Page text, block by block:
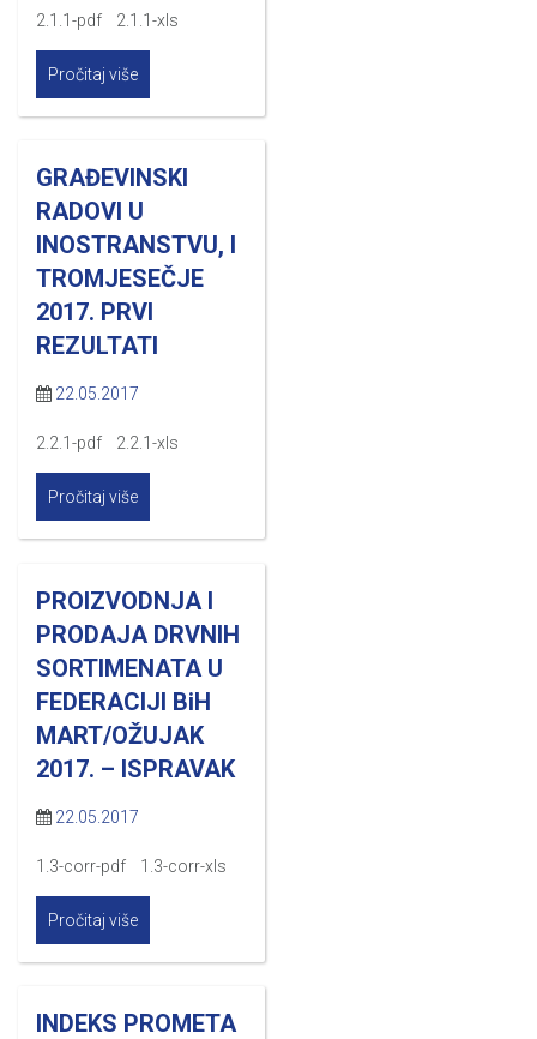
2.1.1-pdf 2.1.1-xls
Pročitaj više
GRAĐEVINSKI
RADOVI U
INOSTRANSTVU, I
TROMJESEČJE
2017. PRVI
REZULTATI
22.05.2017
2.2.1-pdf 2.2.1-xls
Pročitaj više
PROIZVODNJA I
PRODAJA DRVNIH
SORTIMENATA U
FEDERACIJI BiH
MART/OŽUJAK
2017. – ISPRAVAK
22.05.2017
1.3-corr-pdf 1.3-corr-xls
Pročitaj više
INDEKS PROMETA